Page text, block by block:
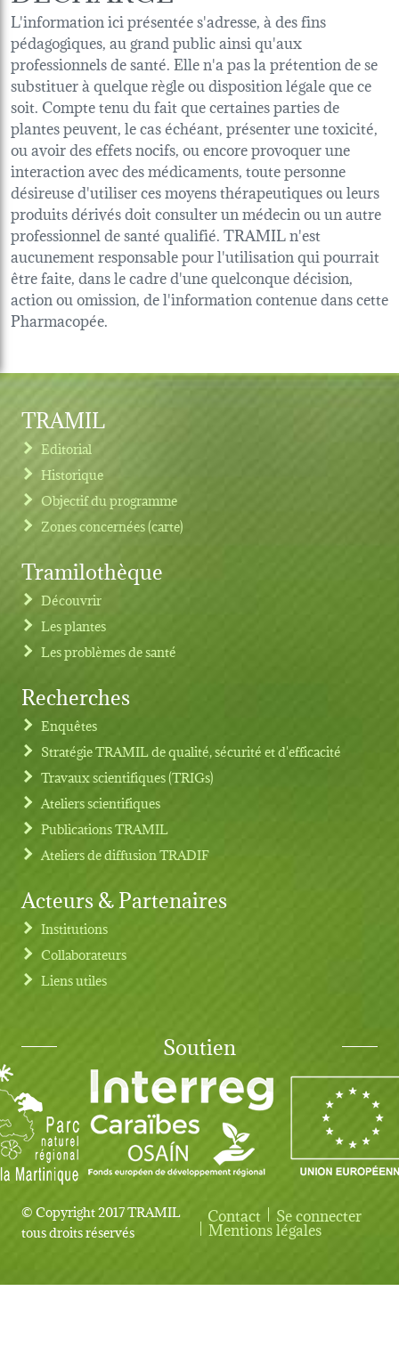
L'information ici présentée s'adresse, à des fins
pédagogiques, au grand public ainsi qu'aux
professionnels de santé. Elle n'a pas la prétention de se
substituer à quelque règle ou disposition légale que ce
soit. Compte tenu du fait que certaines parties de
plantes peuvent, le cas échéant, présenter une toxicité,
ou avoir des effets nocifs, ou encore provoquer une
interaction avec des médicaments, toute personne
désireuse d'utiliser ces moyens thérapeutiques ou leurs
produits dérivés doit consulter un médecin ou un autre
professionnel de santé qualifié. TRAMIL n'est
aucunement responsable pour l'utilisation qui pourrait
être faite, dans le cadre d'une quelconque décision,
action ou omission, de l'information contenue dans cette
Pharmacopée.
Footer menu
TRAMIL
Editorial
Historique
Objectif du programme
Zones concernées (carte)
Tramilothèque
Découvrir
Les plantes
Les problèmes de santé
Recherches
Enquêtes
Stratégie TRAMIL de qualité, sécurité et d'efficacité
Travaux scientifiques (TRIGs)
Ateliers scientifiques
Publications TRAMIL
Ateliers de diffusion TRADIF
Acteurs & Partenaires
Institutions
Collaborateurs
Liens utiles
Soutien
© Copyright 2017 TRAMIL
tous droits réservés
User account menu
Contact Se connecter
Mentions légales